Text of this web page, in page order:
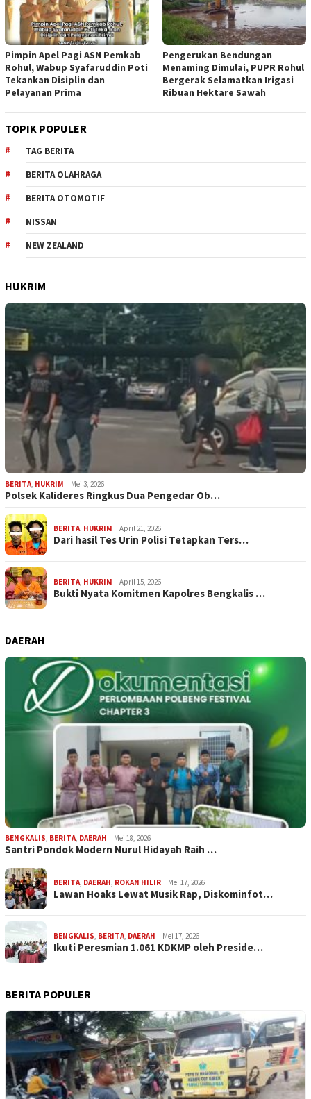
Pimpin Apel Pagi ASN Pemkab
Rohul, Wabup Syafaruddin Poti
Tekankan Disiplin dan
Pelayanan Prima
Pengerukan Bendungan
Menaming Dimulai, PUPR Rohul
Bergerak Selamatkan Irigasi
Ribuan Hektare Sawah
TOPIK POPULER
TAG BERITA
BERITA OLAHRAGA
BERITA OTOMOTIF
NISSAN
NEW ZEALAND
HUKRIM
BERITA, HUKRIM Mei 3, 2026
Polsek Kalideres Ringkus Dua Pengedar Ob…
BERITA, HUKRIM April 21, 2026
Dari hasil Tes Urin Polisi Tetapkan Ters…
BERITA, HUKRIM April 15, 2026
Bukti Nyata Komitmen Kapolres Bengkalis …
DAERAH
BENGKALIS, BERITA, DAERAH Mei 18, 2026
Santri Pondok Modern Nurul Hidayah Raih …
BERITA, DAERAH, ROKAN HILIR Mei 17, 2026
Lawan Hoaks Lewat Musik Rap, Diskominfot…
BENGKALIS, BERITA, DAERAH Mei 17, 2026
Ikuti Peresmian 1.061 KDKMP oleh Preside…
BERITA POPULER